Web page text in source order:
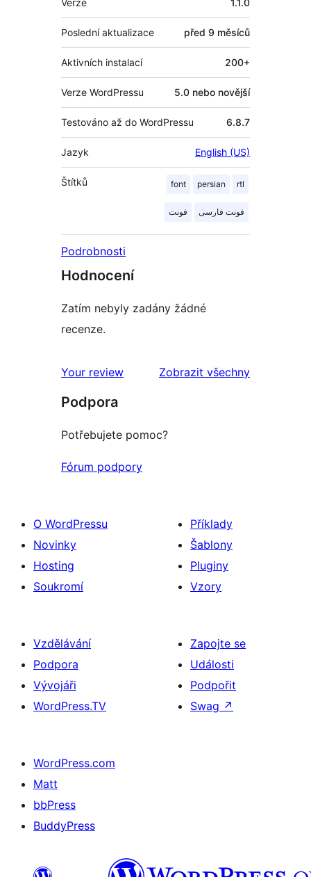
Verze 1.1.0
Poslední aktualizace před 9 měsíců
Aktivních instalací 200+
Verze WordPressu 5.0 nebo novější
Testováno až do WordPressu 6.8.7
Jazyk English (US)
Štítků font persian rtl
فونت فونت فارسی
Podrobnosti
Hodnocení
Zatím nebyly zadány žádné
recenze.
Your review Zobrazit všechnyrecenze
Podpora
Potřebujete pomoc?
Fórum podpory
O WordPressu
Novinky
Hosting
Soukromí
Příklady
Šablony
Pluginy
Vzory
Vzdělávání
Podpora
Vývojáři
WordPress.TV
Zapojte se
Události
Podpořit
Swag ↗
WordPress.com
Matt
bbPress
BuddyPress